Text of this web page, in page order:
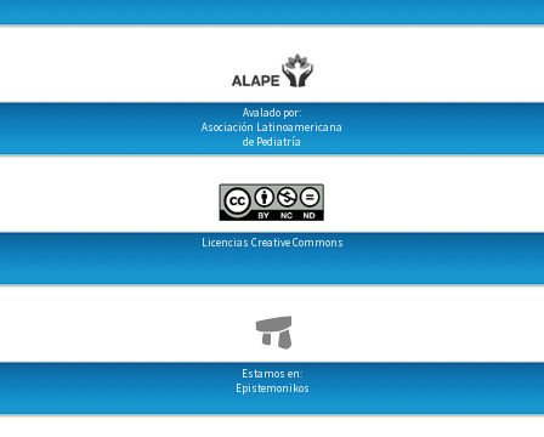
Avalado por:
Asociación Latinoamericana
de Pediatría
Licencias Creative Commons
Estamos en:
Epistemonikos